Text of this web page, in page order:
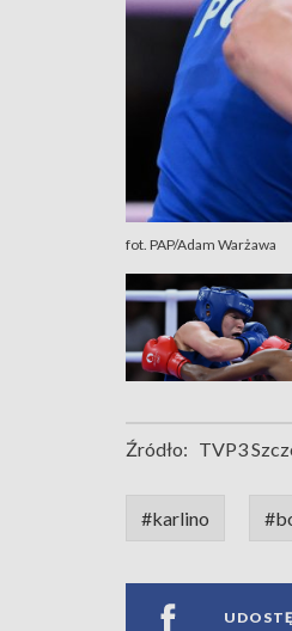
fot. PAP/Adam Warżawa
Źródło: TVP3
#karlino